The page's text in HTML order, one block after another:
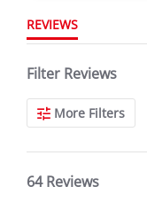
REVIEWS
Filter Reviews
More Filters
64 Reviews